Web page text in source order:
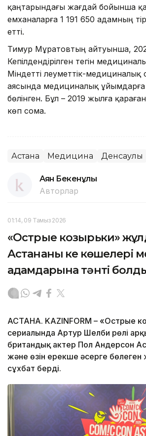
қаңтарындағы жағдай бойынша
емханаларға 1 191 650 адамның
етті.
Тимур Мұратовтың айтуынша,
Кепілдендірілген тегін
Міндетті әлеуметтік-
аясында медициналық ұйымдарға
бөлінген. Бұл – 2019 жылға
көп сома.
Астана Медицина Денсаулық
Аян Бекенұлы
Авторлар
01:14, 09 Тамыз 2026
«Острые козырьки»
Астананың кең көшелері
адамдарына тәнті
АСТАНА. KAZINFORM – «Острые
сериалында Артур Шелби рөлі
британдық актер Пол Андерсон
және өзін ерекше әсерге бөлеген
сұхбат берді.